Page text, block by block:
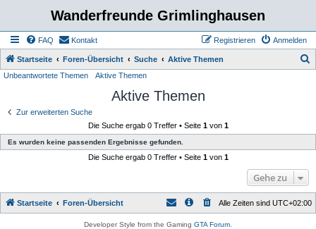
Wanderfreunde Grimlinghausen
FAQ Kontakt Anmelden
Registrieren
Startseite Foren-Übersicht Suche Aktive Themen
Unbeantwortete Themen Aktive Themen
Aktive Themen
Zur erweiterten Suche
Die Suche ergab 0 Treffer • Seite 1von 1
Es wurden keine passenden Ergebnisse gefunden.
Die Suche ergab 0 Treffer • Seite 1von 1
Gehe zu
Startseite Foren-Übersicht Alle Zeiten sind UTC+02:00
Developer Style from the Gaming GTA Forum